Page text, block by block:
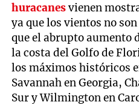
huracanesvienen
ya que los vientos no
que el abrupto aumento
la costa del Golfo de
los máximos históricos
Savannah en Georgia,
Sur y Wilmington en